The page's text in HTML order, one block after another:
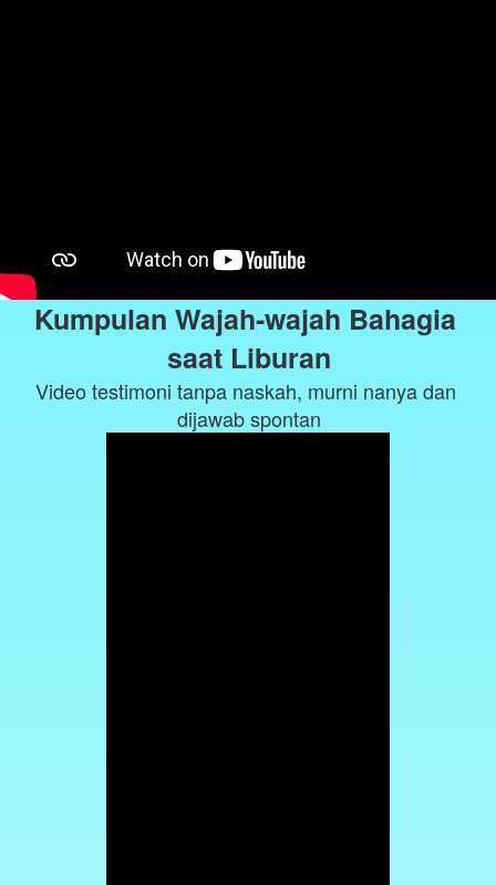
Kumpulan Wajah-wajah Bahagia
saat Liburan
Video testimoni tanpa naskah, murni nanya dan
dijawab spontan